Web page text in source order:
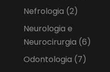
Nefrologia (2)
Neurologia e
Neurocirurgia (6)
Odontologia (7)